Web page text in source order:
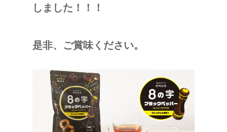
しました！！！
是非、ご賞味ください。